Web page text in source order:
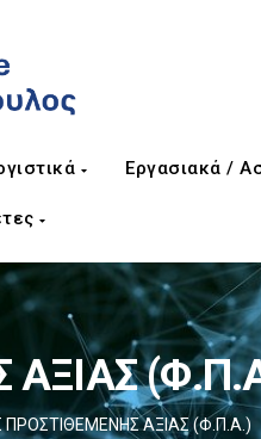
Εργασιακά /
ΑΞΙΑΣ (Φ.Π.Α.)